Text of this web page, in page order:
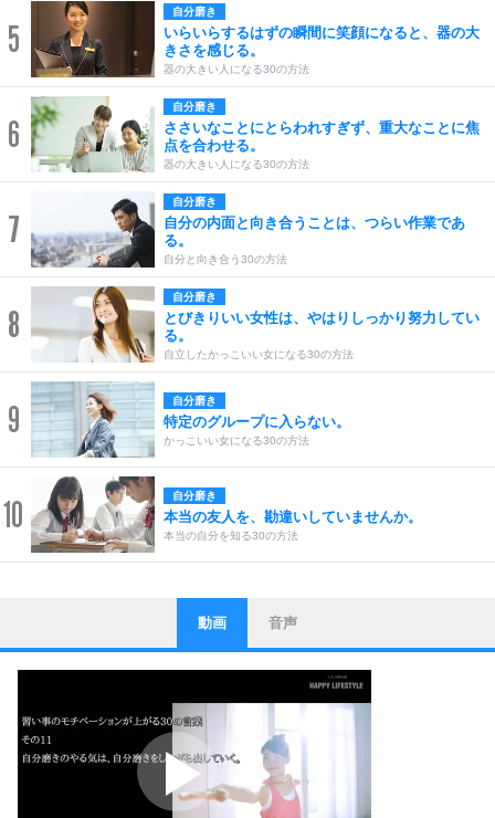
5
自分磨き
いらいらするはずの瞬間に笑顔になると、器の大
きさを感じる。
器の大きい人になる30の方法
6
自分磨き
ささいなことにとらわれすぎず、重大なことに焦
点を合わせる。
器の大きい人になる30の方法
7
自分磨き
自分の内面と向き合うことは、つらい作業であ
る。
自分と向き合う30の方法
8
自分磨き
とびきりいい女性は、やはりしっかり努力してい
る。
自立したかっこいい女になる30の方法
9 自分磨き
特定のグループに入らない。
かっこいい女になる30の方法
10 自分磨き
本当の友人を、勘違いしていませんか。
本当の自分を知る30の方法
1
ストレス対策
他人と比べない。
いっそのこと、他人を見ない。
いらいらしない人になる30の方法
プラス思考
ポジティブになれない原因は、行動しないから。
ポジティブ思考になる30の方法
動画 音声